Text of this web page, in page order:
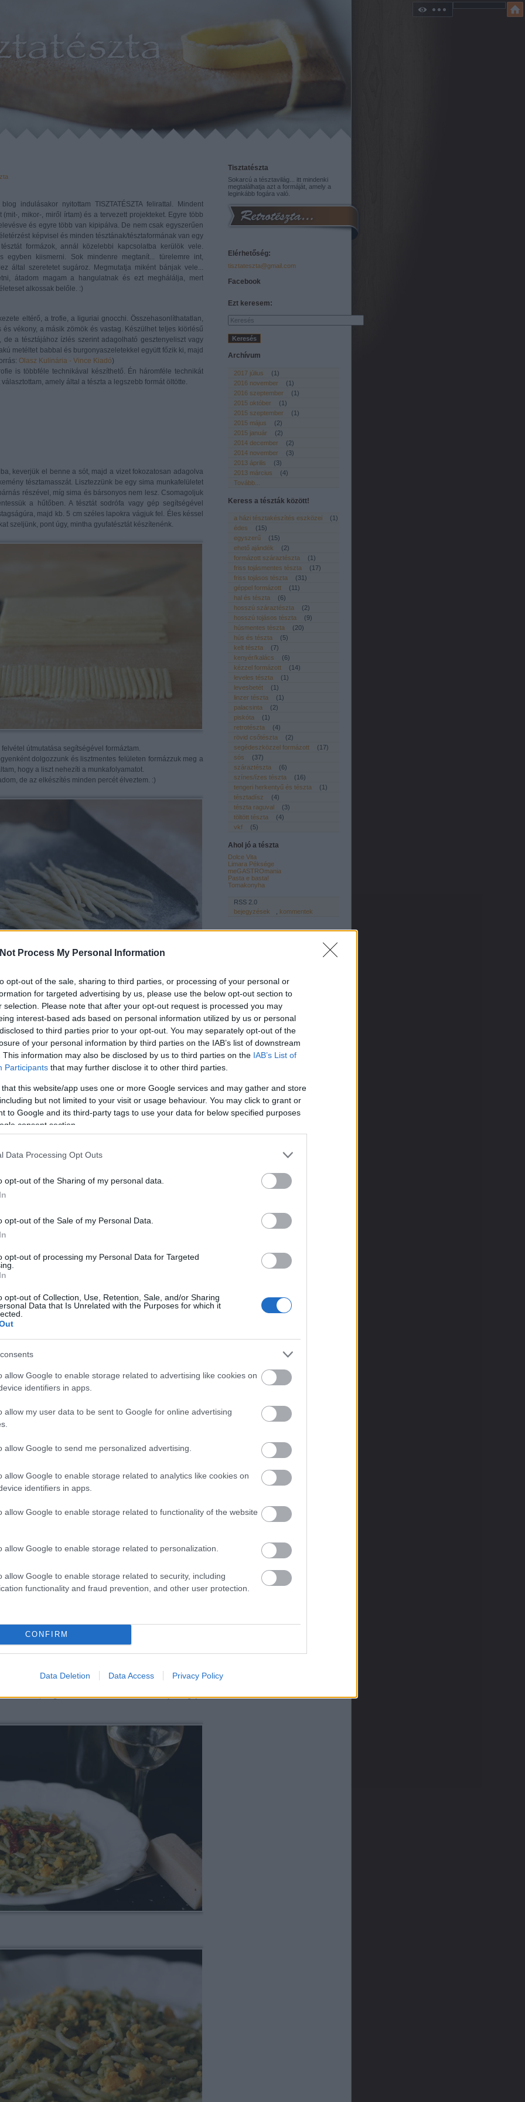
Process My Personal Information
opt-out of the sale, sharing to third parties, or processing of your personal or
for targeted advertising by us, please use the below opt-out section to
selection. Please note that after your opt-out request is processed you may
interest-based ads based on personal information utilized by us or personal
to third parties prior to your opt-out. You may separately opt-out of the
of your personal information by third parties on the IAB’s list of downstream
This information may also be disclosed by us to third parties on the IAB’s List of
Participants that may further disclose it to other third parties.
that this website/app uses one or more Google services and may gather and store
but not limited to your visit or usage behaviour. You may click to grant or
to Google and its third-party tags to use your data for below specified purposes
consent section.
Data Processing Opt Outs
opt-out of the Sharing of my personal data.
opt-out of the Sale of my Personal Data.
opt-out of processing my Personal Data for Targeted
opt-out of Collection, Use, Retention, Sale, and/or Sharing
Data that Is Unrelated with the Purposes for which it
allow Google to enable storage related to advertising like cookies on
identifiers in apps.
allow my user data to be sent to Google for online advertising
allow Google to send me personalized advertising.
allow Google to enable storage related to analytics like cookies on
identifiers in apps.
allow Google to enable storage related to functionality of the website
allow Google to enable storage related to personalization.
allow Google to enable storage related to security, including
functionality and fraud prevention, and other user protection.
CONFIRM
Data Deletion Data Access Privacy Policy
Tisztatészta
Sokarcú a tésztavilág... itt mindenki
megtalálhatja azt a formáját, amely a
leginkább fogára való.
Elérhetőség:
tisztateszta@gmail.com
Facebook
Ezt keresem:
Archívum
2017 július (1)
2016 november
(1)
2016 szeptember
(1)
2015 október
(1)
2015 szeptember
(1)
2015 május
(2)
2015 január
(2)
2014 december
(2)
2014 november
(3)
2013 április
(3)
2013 március
(4)
Tovább
Keress a tészták között!
a házi tésztakészítés eszközei (1)
édes
(15)
egyszerű
(15)
ehető ajándék
(2)
formázott száraztészta
(1)
friss tojásmentes tészta
(17)
friss tojásos tészta
(31)
géppel formázott
(11)
hal és tészta
(6)
hosszú száraztészta
(2)
hosszú tojásos tészta
(9)
húsmentes tészta
(20)
hús és tészta
(5)
kelt tészta
(7)
kenyér/kalács
(6)
kézzel formázott
(14)
leveles tészta
(1)
levesbetét
(1)
linzer tészta
(1)
palacsinta
(2)
piskóta
(1)
retrotészta
(4)
rövid csőtészta
(2)
segédeszközzel formázott
(17)
sós
(37)
száraztészta
(6)
színes/ízes tészta
(16)
tengeri herkentyű és tészta
(1)
tésztadísz
(4)
tészta raguval
(3)
töltött tészta
(4)
vkf
(5)
Ahol jó a tészta
Dolce Vita
Limara Péksége
meGASTROmania
Pasta e basta!
Tomakonyha
RSS 2.0
bejegyzések
kommentek
indulásakor nyitottam TISZTATÉSZTA felirattal. Mindent
(mit-, mikor-, miről írtam) és a tervezett projekteket. Egyre több
és egyre több van kipipálva. De nem csak egyszerűen
képvisel és minden tésztának/tésztaformának van egy
formázok, annál közelebbi kapcsolatba kerülök vele.
egyben kiismerni. Sok mindenre megtanít... türelemre int,
által szeretetet sugároz. Megmutatja miként bánjak vele...
átadom magam a hangulatnak és ezt meghálálja, mert
alkossak belőle. :)
eltérő, a trofie, a liguriai gnocchi. Összehasonlíthatatlan,
és vékony, a másik zömök és vastag. Készülhet teljes kiörlésű
de a tésztájához ízlés szerint adagolható gesztenyeliszt vagy
metéltet babbal és burgonyaszeletekkel együtt főzik ki, majd
Olasz Kulinária - Vince Kiadó)
is többféle technikával készíthető. Én háromféle technikát
amely által a tészta a legszebb formát öltötte.
keverjük el benne a sót, majd a vizet fokozatosan adagolva
tésztamasszát. Lisztezzünk be egy sima munkafelületet
részével, míg sima és bársonyos nem lesz. Csomagoljuk
a hűtőben. A tésztát sodrófa vagy gép segítségével
majd kb. 5 cm széles lapokra vágjuk fel. Éles késsel
szeljünk, pont úgy, mintha gyufatésztát készítenénk.
útmutatása segítségével formáztam.
dolgozzunk és lisztmentes felületen formázzuk meg a
hogy a liszt nehezíti a munkafolyamatot.
de az elkészítés minden percét élveztem. :)
legalább egy napig, mert így tartja meg a formáját. Az
pestoval tálaltam a tetejére főtt tojássárgáját morzsoltam.
függően)
átdörzsöljük, hogy a héját eltávolítsuk. Nem mindegyikről jön le
amin rajta maradt, kis pengéjű kés segítségével lehúzzuk.
egyenletes péppé dolgozzuk össze. Végül lassan csurgatva
amíg krémes masszát kapunk.
olívaolajjal meglocsolva hűtőbe tettem.
sózzuk, beletesszük a tésztát és pár perc alatt al dente
kevés, még forró főzővizével. A tésztára főtt tojássárgáját